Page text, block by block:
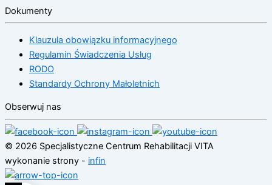
Dokumenty
Klauzula obowiązku informacyjnego
Regulamin Świadczenia Usług
RODO
Standardy Ochrony Małoletnich
Obserwuj nas
© 2026 Specjalistyczne Centrum Rehabilitacji VITA
wykonanie strony - infin